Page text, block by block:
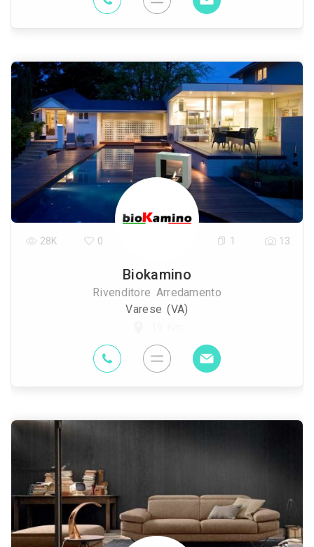
Biokamino
Rivenditore Arredamento
Varese (VA)
28K 0 1 13